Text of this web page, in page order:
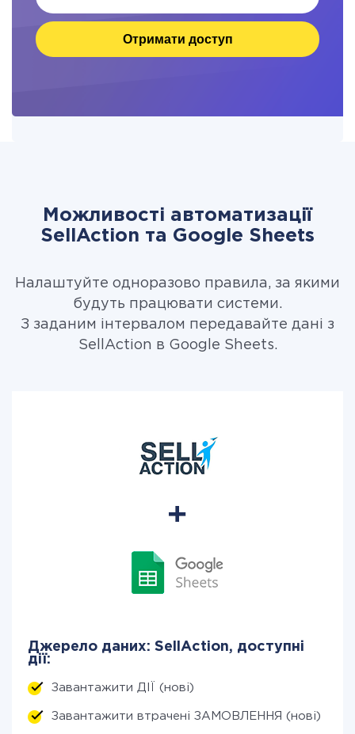
Отримати доступ
Можливості автоматизації
SellAction та Google Sheets
Налаштуйте одноразово правила, за якими
будуть працювати системи.
З заданим інтервалом передавайте дані з
SellAction в Google Sheets.
Джерело даних: SellAction, доступні
дії:
Завантажити ДІЇ (нові)
Завантажити втрачені ЗАМОВЛЕННЯ (нові)